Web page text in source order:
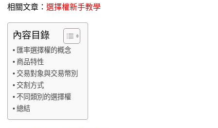
相關文章： 選擇權新手教學
內容目錄
匯率選擇權的概念
商品特性
交易對象與交易幣別
交割方式
不同類別的選擇權
總結